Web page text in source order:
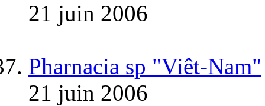
21 juin 2006
Pharnacia sp "Viêt-Nam"
21 juin 2006